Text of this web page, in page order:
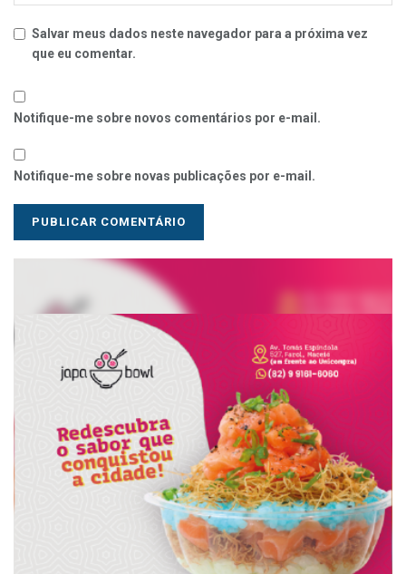
Salvar meus dados neste navegador para a próxima vez
que eu comentar.
Notifique-me sobre novos comentários por e-mail.
Notifique-me sobre novas publicações por e-mail.